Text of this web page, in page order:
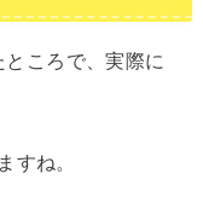
ころで、実際に
すね。